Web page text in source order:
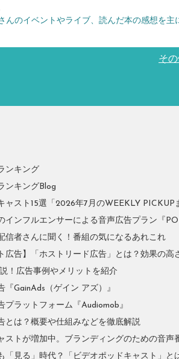
んのイベントやライブ、読んだ本の感想を主
そ
ンキング
ンキングBlog
ャスト15選「2026年7月のWEEKLY PICKUP
インフルエンサーによる音声広告プラン『
信者さんに聞く！番組の気になるあれこれ
広告】「ホストリード広告」とは？効果の高
！広告事例やメリットを紹介
『GainAds（ゲイン アズ）』
プラットフォーム『Audiomob』
とは？概要や仕組みなどを徹底解説
ストが増加中。ブランディングのための音声
「見る」時代？「ビデオポッドキャスト」と